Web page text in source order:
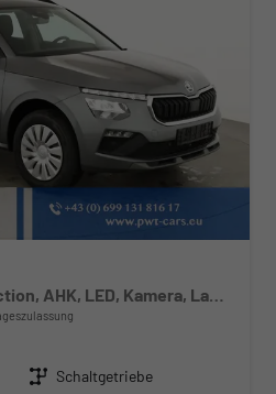
Selection 1.0 TSI Selection, AHK, LED, Kamera, Ladeboden, Winter
Getriebe Schaltgetriebe